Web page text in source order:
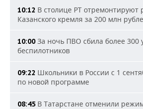
10:12 В столице РТ отремонтируют
Казанского кремля за 200 млн
10:00 За ночь ПВО сбила более 300
беспилотников
09:22 Школьники в России с 1
по новой программе
08:45 В Татарстане отменили